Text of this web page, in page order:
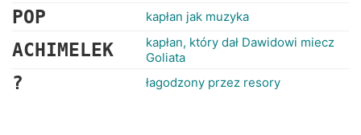
POP kapłan jak muzyka
ACHIMELEK
kapłan, który dał Dawidowi miecz
Goliata
? łagodzony przez resory